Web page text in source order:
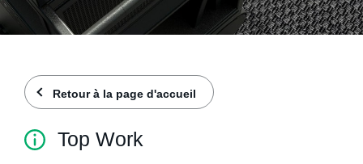
Retour à la page d'accueil
Top Work